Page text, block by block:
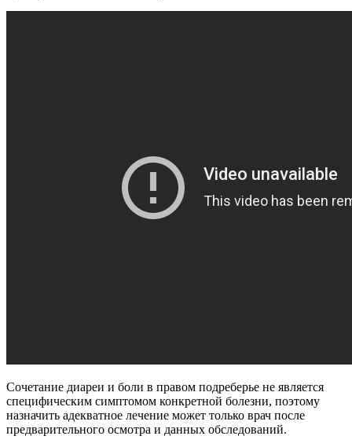
Сочетание диареи и боли в правом подреберье не является
специфическим симптомом конкретной болезни, поэтому
назначить адекватное лечение может только врач после
предварительного осмотра и данных обследований.